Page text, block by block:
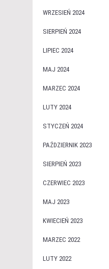
WRZESIEŃ 2024
SIERPIEŃ 2024
LIPIEC 2024
MAJ 2024
MARZEC 2024
LUTY 2024
STYCZEŃ 2024
PAŹDZIERNIK 2023
SIERPIEŃ 2023
CZERWIEC 2023
MAJ 2023
KWIECIEŃ 2023
MARZEC 2022
LUTY 2022